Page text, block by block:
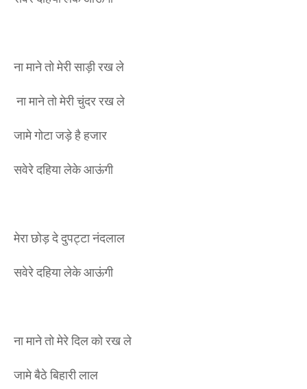
ना माने तो मेरी साड़ी रख ले
ना माने तो मेरी चुंदर रख ले
जामे गोटा जड़े है हजार
सवेरे दहिया लेके आऊंगी
मेरा छोड़ दे दुपट्टा नंदलाल
सवेरे दहिया लेके आऊंगी
ना माने तो मेरे दिल को रख ले
जामे बैठे बिहारी लाल